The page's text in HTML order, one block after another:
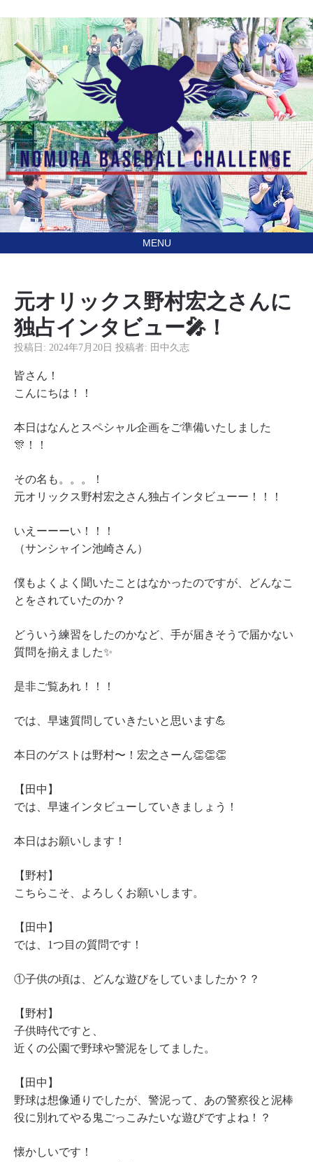
あなたの住んでる地域に
行きます！
訪問型野球教室野村ベースボールチャレンジ（NBC）
元オリックス野村宏之さんに
独占インタビュー🎤！
投稿日: 2024年7月20日 投稿者: 田中久志
皆さん！
こんにちは！！
本日はなんとスペシャル企画をご準備いたしました
🎊！！
その名も。。。！
元オリックス野村宏之さん独占インタビューー！！！
いえーーーい！！！
（サンシャイン池崎さん）
僕もよくよく聞いたことはなかったのですが、どんなこ
とをされていたのか？
どういう練習をしたのかなど、手が届きそうで届かない
質問を揃えました✨
是非ご覧あれ！！！
では、早速質問していきたいと思います💪
本日のゲストは野村〜！宏之さーん👏👏👏
【田中】
では、早速インタビューしていきましょう！
本日はお願いします！
【野村】
こちらこそ、よろしくお願いします。
【田中】
では、1つ目の質問です！
①子供の頃は、どんな遊びをしていましたか？？
【野村】
子供時代ですと、
近くの公園で野球や警泥をしてました。
【田中】
野球は想像通りでしたが、警泥って、あの警察役と泥棒
役に別れてやる鬼ごっこみたいな遊びですよね！？
懐かしいです！